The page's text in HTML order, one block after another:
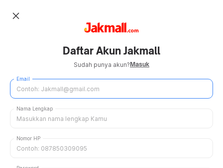
close
Daftar Akun Jakmall
Sudah punya akun?Masuk
Email
Nama Lengkap
Nomor HP